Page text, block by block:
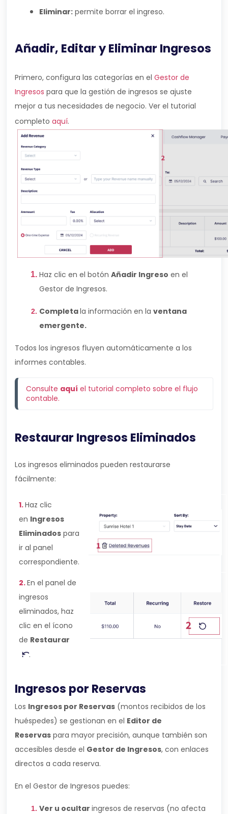
Eliminar: permite borrar el ingreso.
Añadir, Editar y Eliminar Ingresos
Primero, configura las categorías en el Gestor de
Ingresos para que la gestión de ingresos se ajuste
mejor a tus necesidades de negocio. Ver el tutorial
completo aquí.
Haz clic en el botón Añadir Ingreso en el
Gestor de Ingresos.
Completala información en la ventana
emergente.
Todos los ingresos fluyen automáticamente a los
informes contables.
Consulte aquí el tutorial completo sobre el flujo
contable.
Restaurar Ingresos Eliminados
Los ingresos eliminados pueden restaurarse
fácilmente:
1.Haz clic
en Ingresos
Eliminadospara
ir al panel
correspondiente.
2.En el panel de
ingresos
eliminados, haz
clic en el ícono
de Restaurar
.
Ingresos por Reservas
Los Ingresos por Reservas (montos recibidos de los
huéspedes) se gestionan en el Editor de
Reservas para mayor precisión, aunque también son
accesibles desde el Gestor de Ingresos, con enlaces
directos a cada reserva.
En el Gestor de Ingresos puedes:
Ver u ocultar ingresos de reservas (no afecta